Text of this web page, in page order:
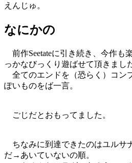
えんじゅ。
なにかの
前作Seetateに引き続き、今作
っかなびっくり遊ばせて頂きまし
全てのエンドを（恐らく）コン
ぽいものをば一言。
ごじだとおもってました。
ちなみに到達できたのはユル
だ→あいていないの順。